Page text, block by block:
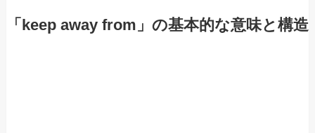
「keep away from」の基本的な意味と構造